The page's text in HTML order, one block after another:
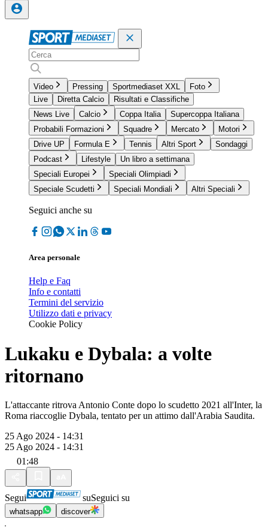
Video Pressing Sportmediaset XXL
Foto
Live
Diretta Calcio
Risultati e Classifiche
News Live
Calcio Coppa Italia
Supercoppa Italiana
Probabili Formazioni
Squadre Mercato
Motori
Drive UP
Formula E Tennis Altri Sport
Sondaggi
Podcast
Lifestyle
Un libro a settimana
Speciali Europei
Speciali Olimpiadi
Speciale Scudetti
Speciali Mondiali Altri Speciali
Seguici anche su
Area personale
Help e Faq
Info e contatti
Termini del servizio
Utilizzo dati e privacy
Cookie Policy
Lukaku e Dybala: a volte
ritornano
L'attaccante ritrova Antonio Conte dopo lo scudetto 2021 all'Inter, la
Roma riaccoglie Dybala, tentato per un attimo dall'Arabia Saudita.
25 Ago 2024 - 14:31
25 Ago 2024 - 14:31
01:48
Segui suSeguici su
whatsapp discover